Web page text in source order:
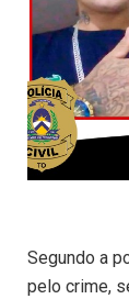
Segundo a
pelo crime,